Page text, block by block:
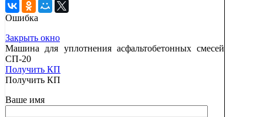
Ошибка
Закрыть окно
Машина для уплотнения асфальтобетонных смесей
СП-20
Получить КП
Получить КП
Ваше имя